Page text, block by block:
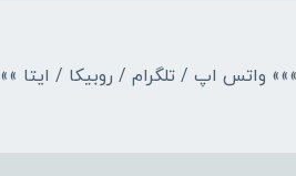
واتس اپ / تلگرام / روبیکا / ایتا »»